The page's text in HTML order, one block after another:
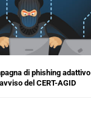
di phishing adattivo
del CERT-AGID